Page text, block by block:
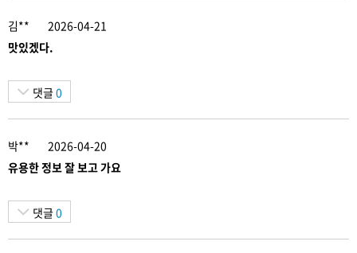
김**
2026-04-21
맛있겠다.
댓글 0
박**
2026-04-20
유용한 정보 잘 보고 가요
댓글 0